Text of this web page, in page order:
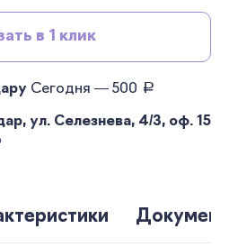
в 1 клик
Сегодня — 500 руб.
ул. Селезнева, 4/3, оф. 15